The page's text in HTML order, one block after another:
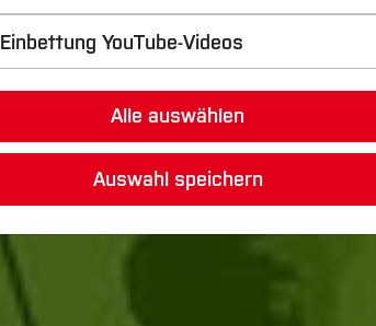
Einbettung YouTube-Videos
Alle auswählen
Auswahl speichern